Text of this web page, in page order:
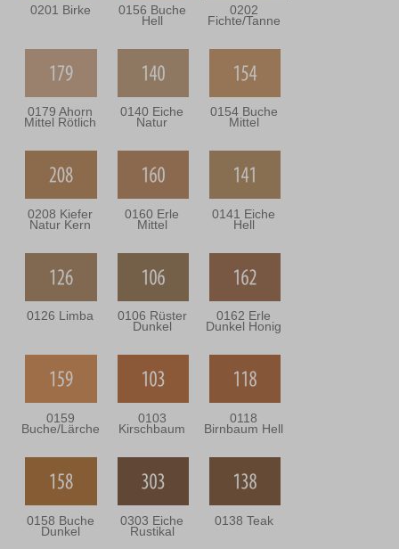
0201 Birke 0156 Buche
Hell
0202
Fichte/Tanne
0179 Ahorn
Mittel Rötlich
0140 Eiche
Natur
0154 Buche
Mittel
0208 Kiefer
Natur Kern
0160 Erle
Mittel
0141 Eiche
Hell
0126 Limba 0106 Rüster
Dunkel
0162 Erle
Dunkel Honig
0159
Buche/Lärche
0103
Kirschbaum
0118
Birnbaum Hell
0158 Buche
Dunkel
0303 Eiche
Rustikal
0138 Teak